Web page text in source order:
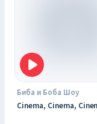
Биба и Боба Шоу
Cinema, Cinema,